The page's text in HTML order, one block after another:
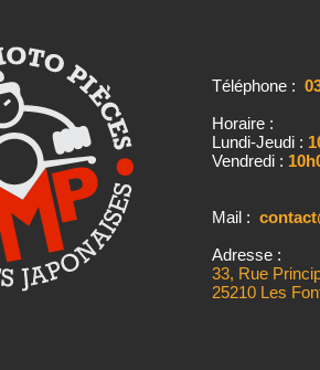
Téléphone :
Horaire :
Lundi-Jeudi :
Vendredi :
Mail :
Adresse :
33, Rue
25210 Les